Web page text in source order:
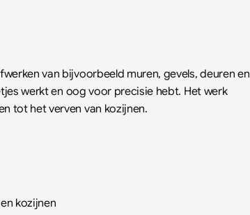
van bijvoorbeeld muren, gevels, deuren en
werkt en oog voor precisie hebt. Het werk
tot het verven van kozijnen.
kozijnen